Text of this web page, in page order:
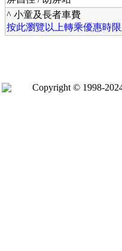
^ 小童及長者車費
按此瀏覽以上轉乘優惠時
Copyright © 1998-